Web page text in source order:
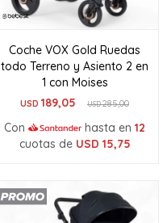
Coche VOX Gold Ruedas
todo Terreno y Asiento 2 en
1 con Moises
USD 189,05 USD285,00
Con hasta en 12
cuotas de USD 15,75